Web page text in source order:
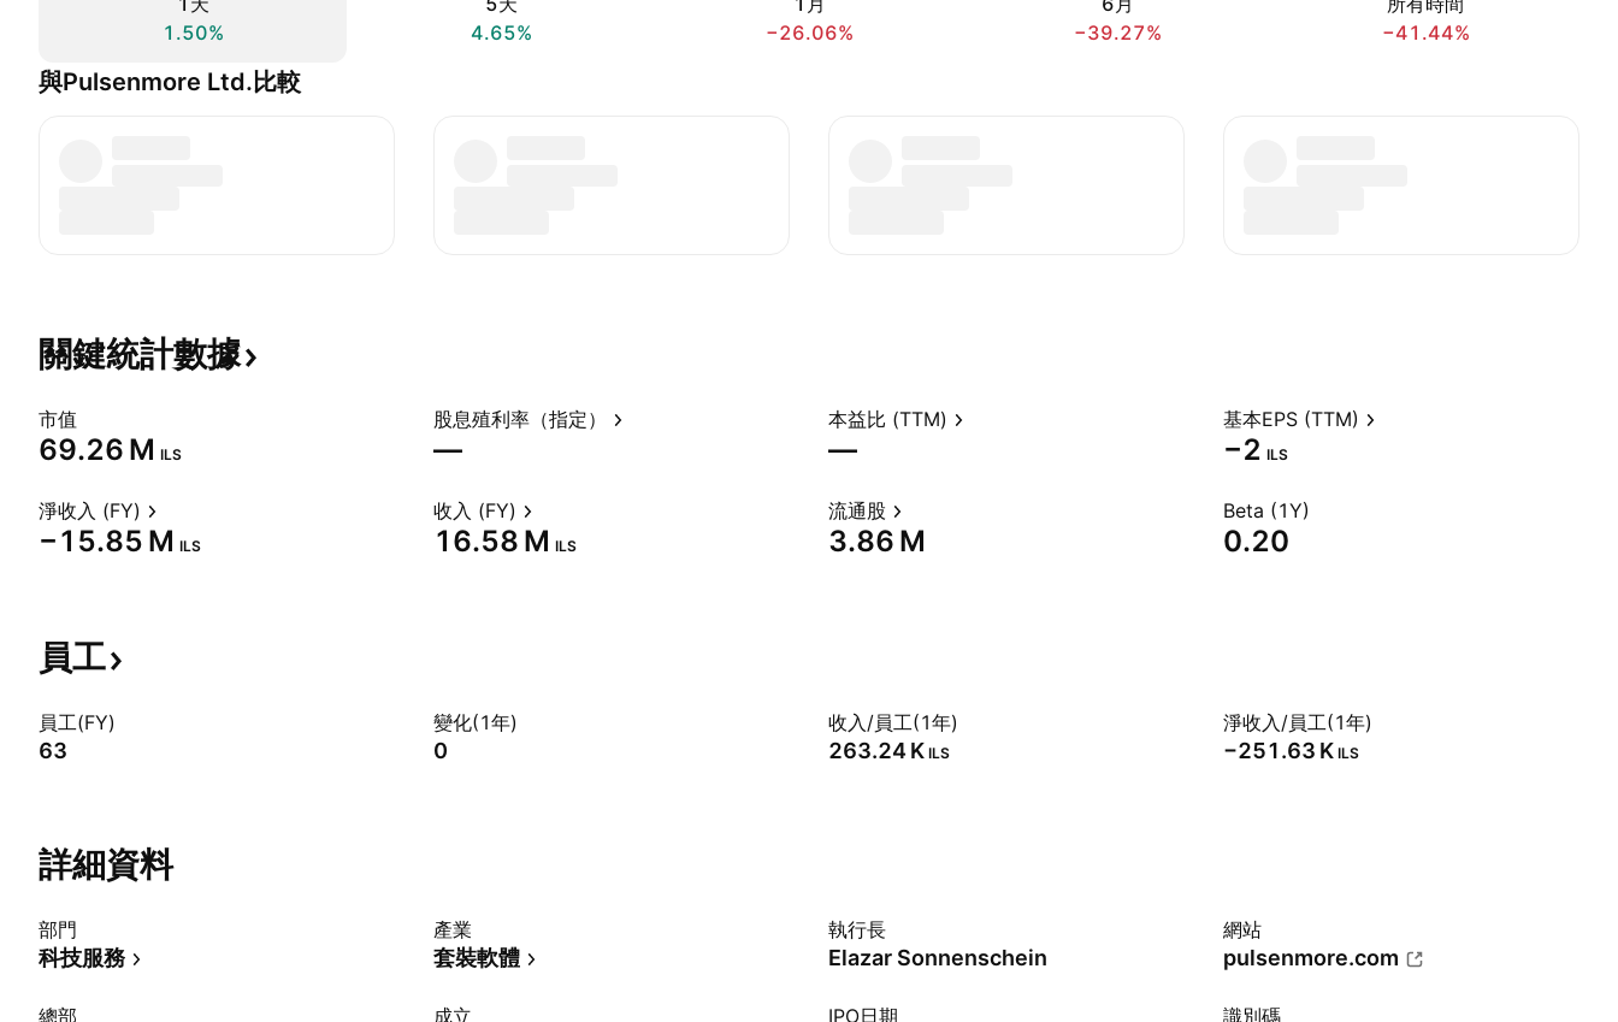
1.50%
4.65%
−26.06%
−39.27%
−41.44%
與Pulsenmore Ltd.比較
關鍵統計數據
市值
‪69.26 M‬ ILS
股息殖利率（指定）
—
本益比 (TTM)
—
基本EPS (TTM)
−2 ILS
淨收入 (FY)
‪−15.85 M‬ ILS
收入 (FY)
‪16.58 M‬ ILS
流通股
‪3.86 M‬
Beta (1Y)
0.20
員工
員工(FY)
63
變化(1年)
0
收入/員工(1年)
‪263.24 K‬ ILS
淨收入/員工(1年)
‪−251.63 K‬ ILS
詳細資料
部門
科技服務
產業
套裝軟體
執行長
Elazar Sonnenschein
網站
pulsenmore.com
總部 成立 IPO日期 識別碼